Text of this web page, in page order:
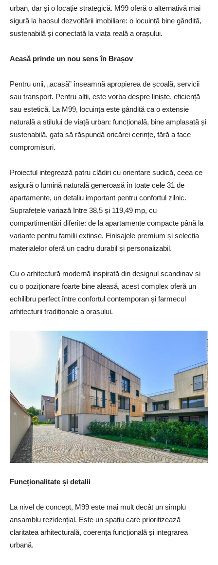
urban, dar și o locație strategică. M99 oferă o alternativă mai
sigură la haosul dezvoltării imobiliare: o locuință bine gândită,
sustenabilă și conectată la viața reală a orașului.
Acasă prinde un nou sens în Brașov
Pentru unii, „acasă” înseamnă apropierea de școală, servicii
sau transport. Pentru alții, este vorba despre liniște, eficiență
sau estetică. La M99, locuința este gândită ca o extensie
naturală a stilului de viață urban: funcțională, bine amplasată și
sustenabilă, gata să răspundă oricărei cerințe, fără a face
compromisuri.
Proiectul integrează patru clădiri cu orientare sudică, ceea ce
asigură o lumină naturală generoasă în toate cele 31 de
apartamente, un detaliu important pentru confortul zilnic.
Suprafețele variază între 38,5 și 119,49 mp, cu
compartimentări diferite: de la apartamente compacte până la
variante pentru familii extinse. Finisajele premium și selecția
materialelor oferă un cadru durabil și personalizabil.
Cu o arhitectură modernă inspirată din designul scandinav și
cu o poziționare foarte bine aleasă, acest complex oferă un
echilibru perfect între confortul contemporan și farmecul
arhitecturii tradiționale a orașului.
Funcționalitate și detalii
La nivel de concept, M99 este mai mult decât un simplu
ansamblu rezidențial. Este un spațiu care prioritizează
claritatea arhitecturală, coerența funcțională și integrarea
urbană.